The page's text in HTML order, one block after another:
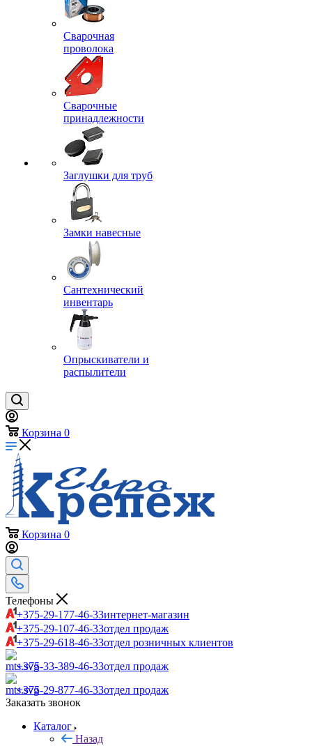
Сварочная
проволока
Сварочные
принадлежности
Заглушки для труб
Замки навесные
Сантехнический
инвентарь
Опрыскиватели и
распылители
Корзина 0
Корзина 0
Телефоны
+375-29-177-46-33интернет-магазин
+375-29-107-46-33отдел продаж
+375-29-618-46-33отдел розничных клиентов
+375-33-389-46-33отдел продаж
+375-29-877-46-33отдел продаж
Заказать звонок
Каталог
Назад